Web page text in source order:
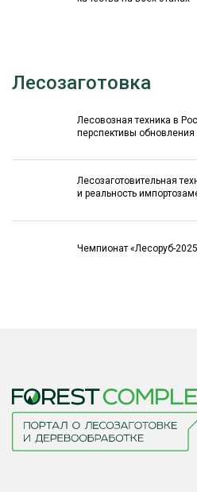
Лесозаготовка
Лесовозная техника в
перспективы обновления
Лесозаготовительная
и реальность
Чемпионат «Лесоруб-